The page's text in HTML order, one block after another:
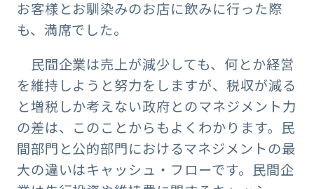
お客様とお馴染みのお店に飲みに行った際
も、満席でした。
民間企業は売上が減少しても、何とか経営
を維持しようと努力をしますが、税収が減る
と増税しか考えない政府とのマネジメント力
の差は、このことからもよくわかります。民
間部門と公的部門におけるマネジメントの最
大の違いはキャッシュ・フローです。民間企